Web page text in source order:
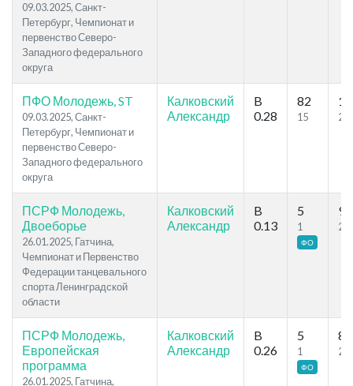
09.03.2025, Санкт-
Петербург, Чемпионат и
первенство Северо-
Западного федерального
округа
ПФО Молодежь, ST
09.03.2025, Санкт-
Петербург, Чемпионат и
первенство Северо-
Западного федерального
округа
Калковский
Александр
B
0.28
82
15 29
ПСРФ Молодежь,
Двоеборье
26.01.2025, Гатчина,
Чемпионат и Первенство
Федерации танцевального
спорта Ленинградской
области
Калковский
Александр
B
0.13
5
1
ФО
9
2
ПСРФ Молодежь,
Европейская
программа
26.01.2025, Гатчина,
Калковский
Александр
B
0.26
5
1
ФО
8
2